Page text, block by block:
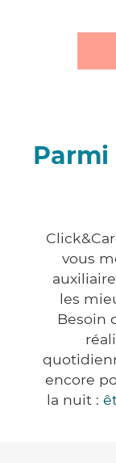
Parmi
vous
les
Besoin
encore
la nuit :